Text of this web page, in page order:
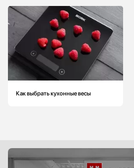
Как выбрать кухонные весы